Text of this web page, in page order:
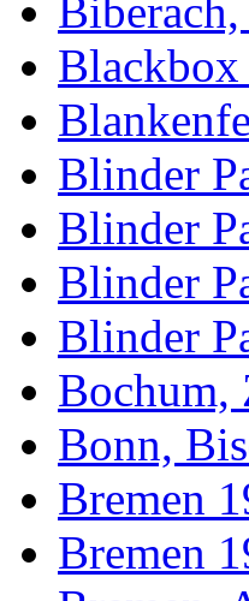
Blinder
Blinder
Blinder
Blinder
Bochum,
Bonn,
Bremen
Bremen